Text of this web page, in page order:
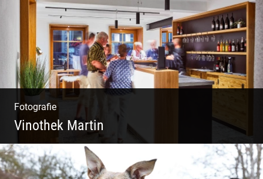
Fotografie
Vinothek Martin
Shooting Vinothek und Ferienwohnung